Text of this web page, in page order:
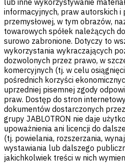
informacyjnych, praw autorskich i
przemysłowej, w tym obrazów,
towarowych spółek należących
surowo zabronione. Dotyczy to
wykorzystania wykraczających
dozwolonych przez prawo, w
komercyjnych (tj. w celu
pośrednich korzyści
uprzedniej pisemnej zgody
praw. Dostęp do stron
dokumentów dostarczonych
grupy JABLOTRON nie daje
upoważnienia ani licencji do
(tj. powielania, rozszerzania,
wystawiania lub dalszego
jakichkolwiek treści w nich